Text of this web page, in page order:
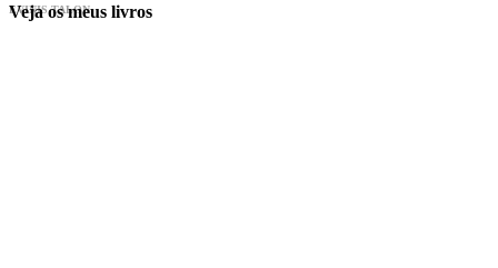
EVINIS TALON
Veja os meus livros